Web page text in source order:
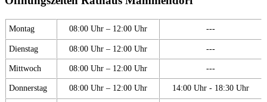
Montag 08:00 Uhr – 12:00 Uhr ---
Dienstag 08:00 Uhr – 12:00 Uhr ---
Mittwoch 08:00 Uhr – 12:00 Uhr ---
Donnerstag 08:00 Uhr – 12:00 Uhr 14:00 Uhr - 18:30 Uhr